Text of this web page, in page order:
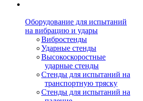
Оборудование для испытаний
на вибрацию и удары
Вибростенды
Ударные стенды
Высокоскоростные
ударные стенды
Стенды для испытаний на
транспортную тряску
Стенды для испытаний на